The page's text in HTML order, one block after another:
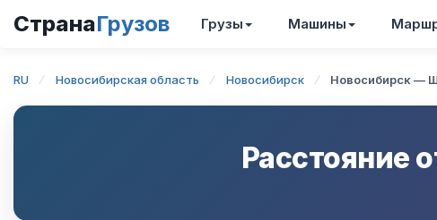
СтранаГрузов Грузы Машины
RU Новосибирская область Новосибирск Новосибирск —
Расстояние